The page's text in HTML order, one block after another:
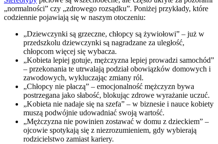
„normalności” czy „zdrowego rozsądku”. Poniżej przykłady, które
codziennie pojawiają się w naszym otoczeniu:
„Dziewczynki są grzeczne, chłopcy są żywiołowi” – już w
przedszkolu dziewczynki są nagradzane za uległość,
chłopcom więcej się wybacza.
„Kobieta lepiej gotuje, mężczyzna lepiej prowadzi samochód”
– przekonania te utrwalają podział obowiązków domowych i
zawodowych, wykluczając zmiany ról.
„Chłopcy nie płaczą” – emocjonalność mężczyzn bywa
postrzegana jako słabość, blokując zdrowe wyrażanie uczuć.
„Kobieta nie nadaje się na szefa” – w biznesie i nauce kobiety
muszą podwójnie udowadniać swoją wartość.
„Mężczyzna nie powinien zostawać w domu z dzieckiem” –
ojcowie spotykają się z niezrozumieniem, gdy wybierają
rodzicielstwo zamiast kariery.